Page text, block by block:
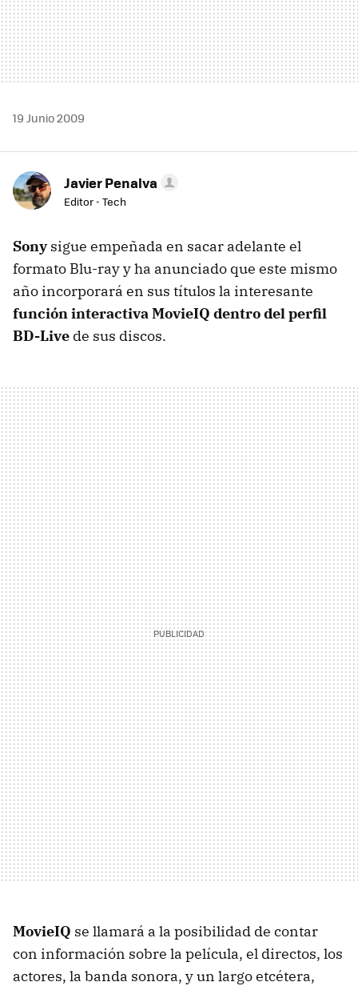
19 Junio 2009
Javier Penalva
Editor - Tech
Sonysigue empeñada en sacar adelante el
formato Blu-ray y ha anunciado que este mismo
año incorporará en sus títulos la interesante
función interactiva MovieIQ dentro del perfil
BD-Live de sus discos.
MovieIQ se llamará a la posibilidad de contar
con información sobre la película, el directos, los
actores, la banda sonora, y un largo etcétera,